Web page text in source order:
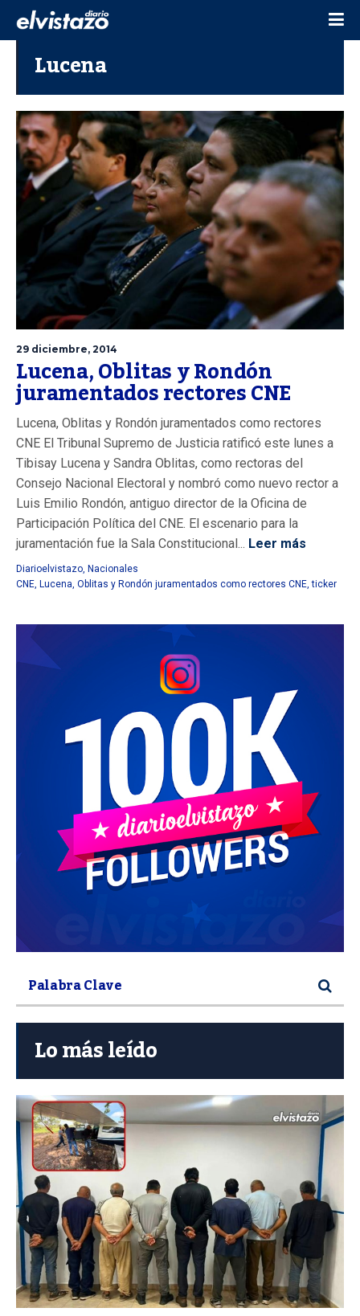
Lucena
29 diciembre, 2014
Lucena, Oblitas y Rondón
juramentados rectores CNE
Lucena, Oblitas y Rondón juramentados como rectores
CNE El Tribunal Supremo de Justicia ratificó este lunes a
Tibisay Lucena y Sandra Oblitas, como rectoras del
Consejo Nacional Electoral y nombró como nuevo rector a
Luis Emilio Rondón, antiguo director de la Oficina de
Participación Política del CNE. El escenario para la
juramentación fue la Sala Constitucional... Leer más
Diarioelvistazo, Nacionales
CNE, Lucena, Oblitas y Rondón juramentados como rectores CNE,ticker
Lo más leído